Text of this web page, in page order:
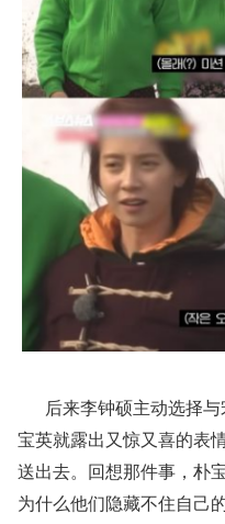
后来李钟硕主动选择与
宝英就露出又惊又喜的表
送出去。回想那件事，朴
为什么他们隐藏不住自己